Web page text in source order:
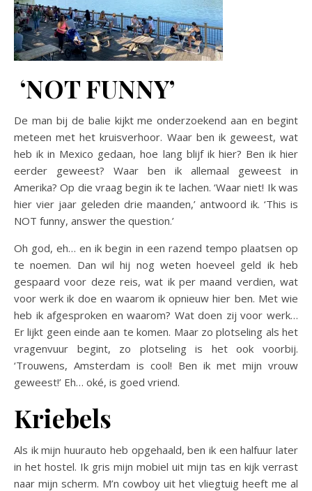
‘NOT FUNNY’
De man bij de balie kijkt me onderzoekend aan en begint
meteen met het kruisverhoor. Waar ben ik geweest, wat
heb ik in Mexico gedaan, hoe lang blijf ik hier? Ben ik hier
eerder geweest? Waar ben ik allemaal geweest in
Amerika? Op die vraag begin ik te lachen. ‘Waar niet! Ik was
hier vier jaar geleden drie maanden,’ antwoord ik. ‘This is
NOT funny, answer the question.’
Oh god, eh… en ik begin in een razend tempo plaatsen op
te noemen. Dan wil hij nog weten hoeveel geld ik heb
gespaard voor deze reis, wat ik per maand verdien, wat
voor werk ik doe en waarom ik opnieuw hier ben. Met wie
heb ik afgesproken en waarom? Wat doen zij voor werk…
Er lijkt geen einde aan te komen. Maar zo plotseling als het
vragenvuur begint, zo plotseling is het ook voorbij.
‘Trouwens, Amsterdam is cool! Ben ik met mijn vrouw
geweest!’ Eh… oké, is goed vriend.
Kriebels
Als ik mijn huurauto heb opgehaald, ben ik een halfuur later
in het hostel. Ik gris mijn mobiel uit mijn tas en kijk verrast
naar mijn scherm. M’n cowboy uit het vliegtuig heeft me al